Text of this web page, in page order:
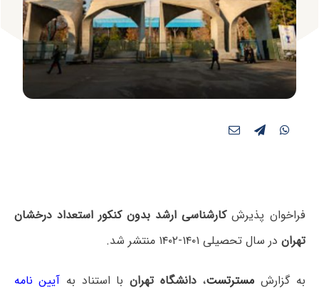
فراخوان پذیرشکارشناسی ارشد بدون کنکور استعداد درخشان
تهران در سال تحصیلی ۱۴۰۱-۱۴۰۲ منتشر شد.
به گزارش مسترتست،دانشگاه تهران با استناد به آیین نامه